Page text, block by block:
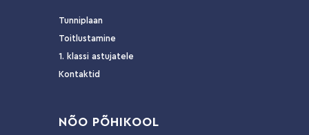
Tunniplaan
Toitlustamine
1. klassi astujatele
Kontaktid
NÕO PÕHIKOOL